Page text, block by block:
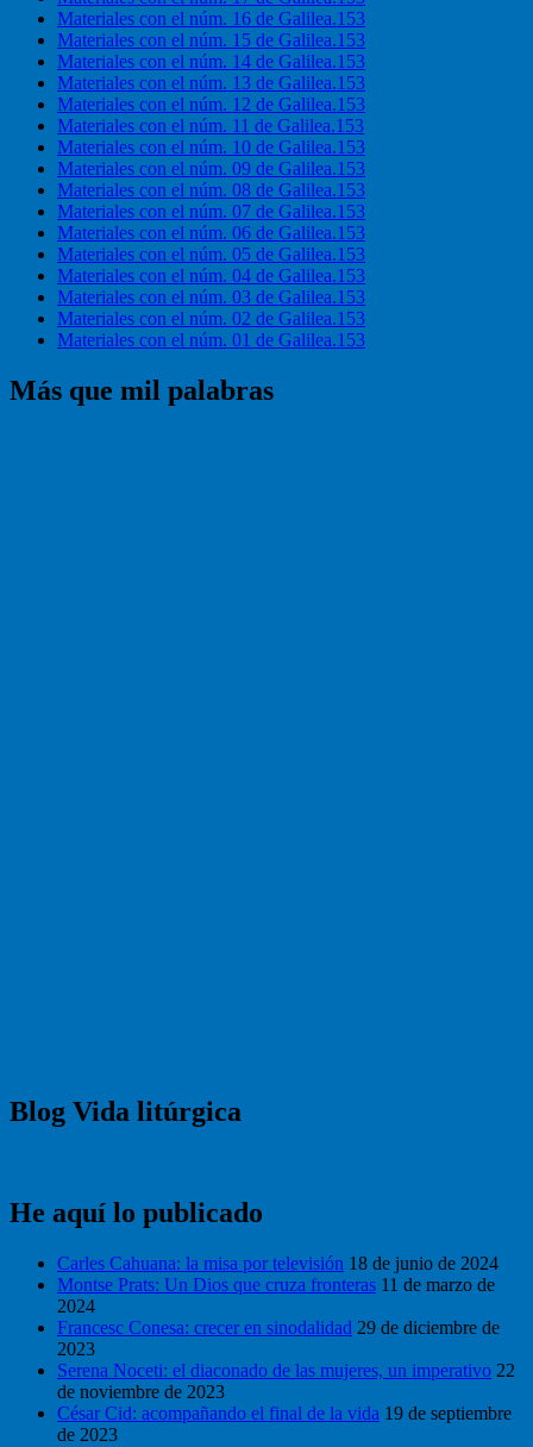
Materiales con el núm. 16 de Galilea.153
Materiales con el núm. 15 de Galilea.153
Materiales con el núm. 14 de Galilea.153
Materiales con el núm. 13 de Galilea.153
Materiales con el núm. 12 de Galilea.153
Materiales con el núm. 11 de Galilea.153
Materiales con el núm. 10 de Galilea.153
Materiales con el núm. 09 de Galilea.153
Materiales con el núm. 08 de Galilea.153
Materiales con el núm. 07 de Galilea.153
Materiales con el núm. 06 de Galilea.153
Materiales con el núm. 05 de Galilea.153
Materiales con el núm. 04 de Galilea.153
Materiales con el núm. 03 de Galilea.153
Materiales con el núm. 02 de Galilea.153
Materiales con el núm. 01 de Galilea.153
Más que mil palabras
Blog Vida litúrgica
He aquí lo publicado
Carles Cahuana: la misa por televisión 18 de junio de 2024
Montse Prats: Un Dios que cruza fronteras 11 de marzo de
2024
Francesc Conesa: crecer en sinodalidad 29 de diciembre de
2023
Serena Noceti: el diaconado de las mujeres, un imperativo 22
de noviembre de 2023
César Cid: acompañando el final de la vida 19 de septiembre
de 2023